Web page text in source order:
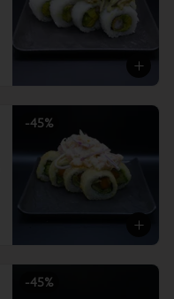
-45%
-45%